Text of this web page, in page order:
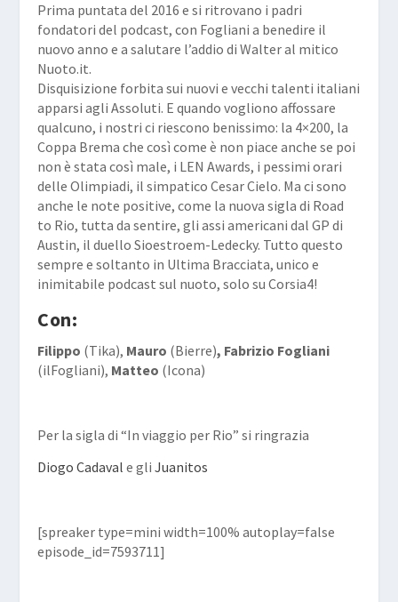
Prima puntata del 2016 e si ritrovano i padri
fondatori del podcast, con Fogliani a benedire il
nuovo anno e a salutare l’addio di Walter al mitico
Nuoto.it.
Disquisizione forbita sui nuovi e vecchi talenti italiani
apparsi agli Assoluti. E quando vogliono affossare
qualcuno, i nostri ci riescono benissimo: la 4×200, la
Coppa Brema che così come è non piace anche se poi
non è stata così male, i LEN Awards, i pessimi orari
delle Olimpiadi, il simpatico Cesar Cielo. Ma ci sono
anche le note positive, come la nuova sigla di Road
to Rio, tutta da sentire, gli assi americani dal GP di
Austin, il duello Sioestroem-Ledecky. Tutto questo
sempre e soltanto in Ultima Bracciata, unico e
inimitabile podcast sul nuoto, solo su Corsia4!
Con:
Filippo (Tika), Mauro (Bierre), Fabrizio Fogliani
(ilFogliani), Matteo (Icona)
Per la sigla di “In viaggio per Rio” si ringrazia
Diogo Cadaval e gliJuanitos
[spreaker type=mini width=100% autoplay=false
episode_id=7593711]